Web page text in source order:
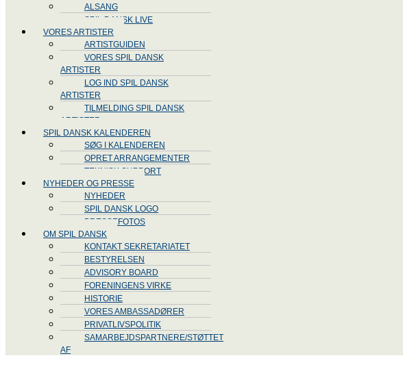
ALSANG
SPIL DANSK LIVE
VORES ARTISTER
ARTISTGUIDEN
VORES SPIL DANSK
ARTISTER
LOG IND SPIL DANSK
ARTISTER
TILMELDING SPIL DANSK
ARTISTER
SPIL DANSK KALENDEREN
SØG I KALENDEREN
OPRET ARRANGEMENTER
TEKNISK SUPPORT
NYHEDER OG PRESSE
NYHEDER
SPIL DANSK LOGO
PRESSEFOTOS
OM SPIL DANSK
KONTAKT SEKRETARIATET
BESTYRELSEN
ADVISORY BOARD
FORENINGENS VIRKE
HISTORIE
VORES AMBASSADØRER
PRIVATLIVSPOLITIK
SAMARBEJDSPARTNERE/STØTTET
AF